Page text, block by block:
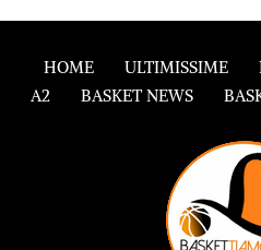
HOME ULTIMISSIME
A2
BASKET NEWS